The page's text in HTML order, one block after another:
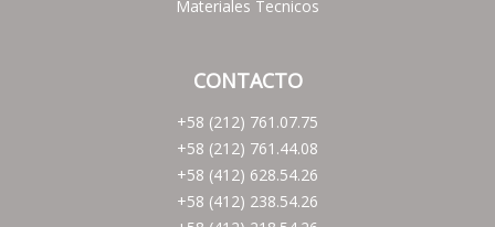
Materiales Tecnicos
CONTACTO
+58 (212) 761.07.75
+58 (212) 761.44.08
+58 (412) 628.54.26
+58 (412) 238.54.26